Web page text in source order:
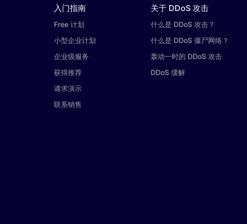
入门指南
Free 计划
小型企业计划
企业级服务
获得推荐
请求演示
联系销售
关于 DDoS 攻击
什么是 DDoS 攻击？
什么是 DDoS 僵尸网络？
轰动一时的 DDoS 攻击
DDoS 缓解